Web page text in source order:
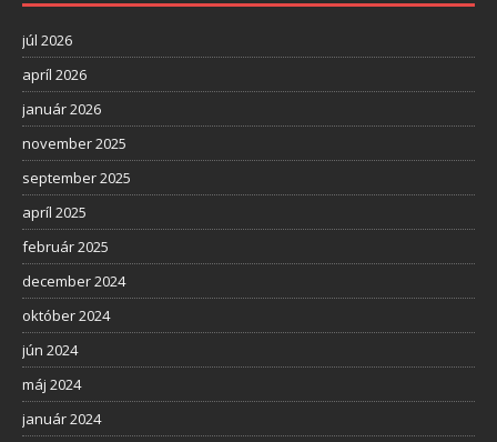
júl 2026
apríl 2026
január 2026
november 2025
september 2025
apríl 2025
február 2025
december 2024
október 2024
jún 2024
máj 2024
január 2024